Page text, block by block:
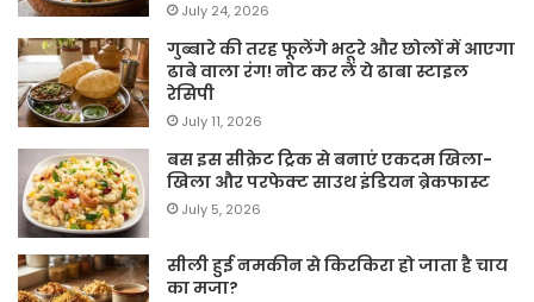
July 24, 2026
गुब्बारे की तरह फूलेंगे भटूरे और छोलों में आएगा
ढाबे वाला रंग! नोट कर लें ये ढाबा स्टाइल
रेसिपी
July 11, 2026
बस इस सीक्रेट ट्रिक से बनाएं एकदम खिला-
खिला और परफेक्ट साउथ इंडियन ब्रेकफास्ट
July 5, 2026
सीली हुई नमकीन से किरकिरा हो जाता है चाय
का मजा?